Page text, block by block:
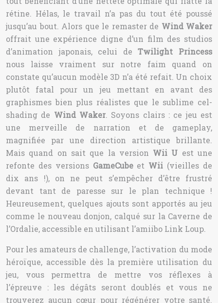
rétine. Hélas, le travail n’a pas du tout été poussé
jusqu’au bout. Alors que le remaster de Wind Waker
offrait une expérience digne d’un film des studios
d’animation japonais, celui deTwilight Princess
nous laisse vraiment sur notre faim quand on
constate qu’aucun modèle 3D n’a été refait. Un choix
plutôt fatal pour un jeu mettant en avant des
graphismes bien plus réalistes que le sublime cel-
shading de Wind Waker. Soyons clairs : ce jeu est
une merveille de narration et de gameplay,
magnifiée par une direction artistique brillante.
Mais quand on sait que la version Wii U est une
refonte des versions GameCubeet Wii (vieilles de
dix ans !), on ne peut s’empêcher d’être frustré
devant tant de paresse sur le plan technique !
Heureusement, quelques ajouts sont apportés au jeu
comme le nouveau donjon, calqué sur la Caverne de
l’Ordalie, accessible en utilisant l’amiibo Link Loup.
Pour les amateurs de challenge, l’activation du mode
héroïque, accessible dès la première utilisation du
jeu, vous permettra de mettre vos réflexes à
l’épreuve : les dégâts seront doublés et vous ne
trouverez aucun cœur pour régénérer votre santé.